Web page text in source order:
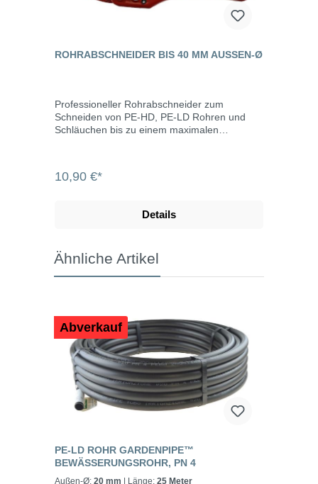
ROHRABSCHNEIDER BIS 40 MM AUSSEN-Ø
Professioneller Rohrabschneider zum
Schneiden von PE-HD, PE-LD Rohren und
Schläuchen bis zu einem maximalen
bevor es in den Fitting kommt. Mit dem
mm
10,90 €*
Details
Ähnliche Artikel
Abverkauf
PE-LD ROHR GARDENPIPE™
BEWÄSSERUNGSROHR, PN 4
Außen-Ø: 20 mm | Länge: 25 Meter